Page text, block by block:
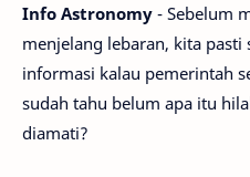
Info Astronomy - Sebelum
menjelang lebaran, kita
informasi kalau pemerintah
sudah tahu belum apa itu
diamati?